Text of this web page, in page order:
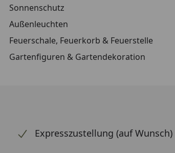
Sonnenschutz
Außenleuchten
Feuerschale, Feuerkorb & Feuerstelle
Gartenfiguren & Gartendekoration
Expresszustellung (auf Wunsch)